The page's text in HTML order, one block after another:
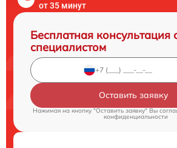
от 35 минут
Бесплатная консультация
специалистом
Оставить заявку
Нажимая на кнопку "Оставить заявку" Вы
конфиденциальности